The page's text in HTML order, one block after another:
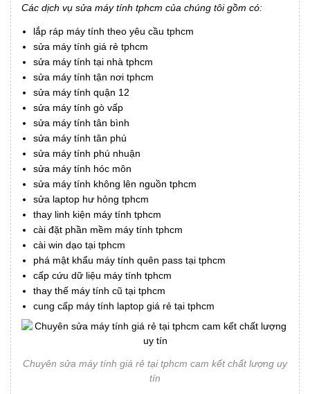
Các dịch vụ sửa máy tính tphcm của chúng tôi gồm có:
lắp ráp máy tính theo yêu cầu tphcm
sửa máy tính giá rẻ tphcm
sửa máy tính tại nhà tphcm
sửa máy tính tận nơi tphcm
sửa máy tính quận 12
sửa máy tính gò vấp
sửa máy tính tân bình
sửa máy tính tân phú
sửa máy tính phú nhuận
sửa máy tính hóc môn
sửa máy tính không lên nguồn tphcm
sửa laptop hư hỏng tphcm
thay linh kiện máy tính tphcm
cài đặt phần mềm máy tính tphcm
cài win dạo tại tphcm
phá mật khẩu máy tính quên pass tại tphcm
cấp cứu dữ liệu máy tính tphcm
thay thế máy tính cũ tại tphcm
cung cấp máy tính laptop giá rẻ tại tphcm
Chuyên sửa máy tính giá rẻ tại tphcm cam kết chất lượng uy
tín